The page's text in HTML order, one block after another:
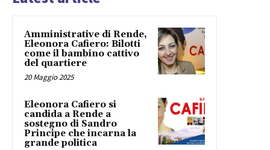
Amministrative di Rende,
Eleonora Cafiero: Bilotti
come il bambino cattivo
del quartiere
20 Maggio 2025
Eleonora Cafiero si
candida a Rende a
sostegno di Sandro
Principe che incarna la
grande politica